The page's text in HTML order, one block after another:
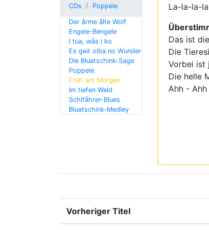
CDs Poppele
Der årme ålte Wolf
Engele-Bengele
I tua, wås i ko
Es geit olba no Wunder
Die Bluatschink-Sage
Poppele
Früh am Morgen
Im tiefen Wald
Schifåhrer-Blues
Bluatschink-Medley
La-la-la-
Das ist
Die
Vorbei ist
Die helle
Ahh -
Vorheriger Titel